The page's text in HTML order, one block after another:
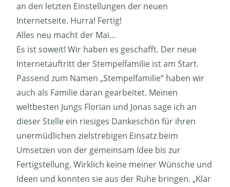
an den letzten Einstellungen der neuen
Internetseite. Hurra! Fertig!
Alles neu macht der Mai…
Es ist soweit! Wir haben es geschafft. Der neue
Internetauftritt der Stempelfamilie ist am Start.
Passend zum Namen „Stempelfamilie“ haben wir
auch als Familie daran gearbeitet. Meinen
weltbesten Jungs Florian und Jonas sage ich an
dieser Stelle ein riesiges Dankeschön für ihren
unermüdlichen zielstrebigen Einsatz beim
Umsetzen von der gemeinsam Idee bis zur
Fertigstellung. Wirklich keine meiner Wünsche und
Ideen und konnten sie aus der Ruhe bringen. „Klar